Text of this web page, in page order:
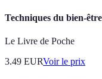
Techniques du bien-
Le Livre de Poche
3.49 EURVoir le prix